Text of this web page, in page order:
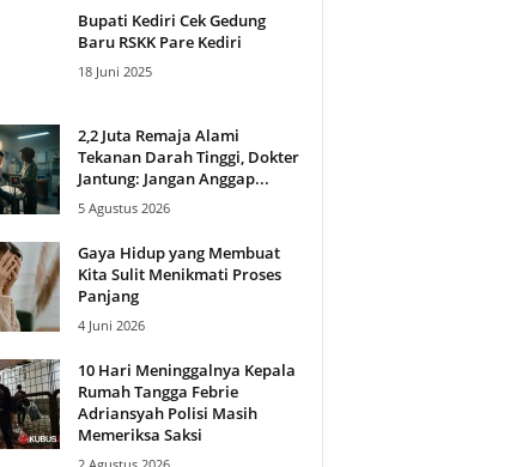
Bupati Kediri Cek Gedung
Baru RSKK Pare Kediri
18 Juni 2025
2,2 Juta Remaja Alami
Tekanan Darah Tinggi, Dokter
Jantung: Jangan Anggap...
5 Agustus 2026
Gaya Hidup yang Membuat
Kita Sulit Menikmati Proses
Panjang
4 Juni 2026
10 Hari Meninggalnya Kepala
Rumah Tangga Febrie
Adriansyah Polisi Masih
Memeriksa Saksi